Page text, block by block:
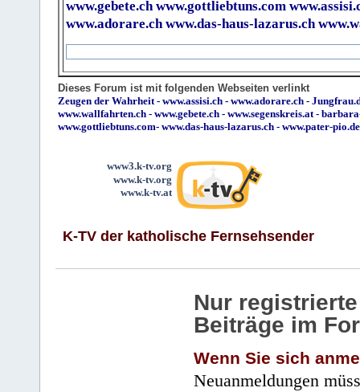
www.gebete.ch www.gottliebtuns.com
www.adorare.ch www.das-haus-lazarus.ch
Dieses Forum ist mit folgenden Webseiten verlinkt
Zeugen der Wahrheit- www.assisi.ch - www.adorare.ch -
www.wallfahrten.ch - www.gebete.ch - www.segenskreis.at-
www.gottliebtuns.com- www.das-haus-lazarus.ch - www.pater-pio.de
www3.k-tv.org
www.k-tv.org
www.k-tv.at
K-TV der katholische Fernsehsender
Nur
Beiträge im
Wenn Sie sich
Neuanmeldungen